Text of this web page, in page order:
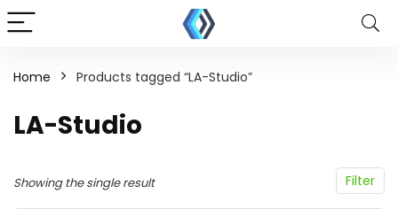
Home Products tagged “LA-Studio”
LA-Studio
Filter
Showing the single result